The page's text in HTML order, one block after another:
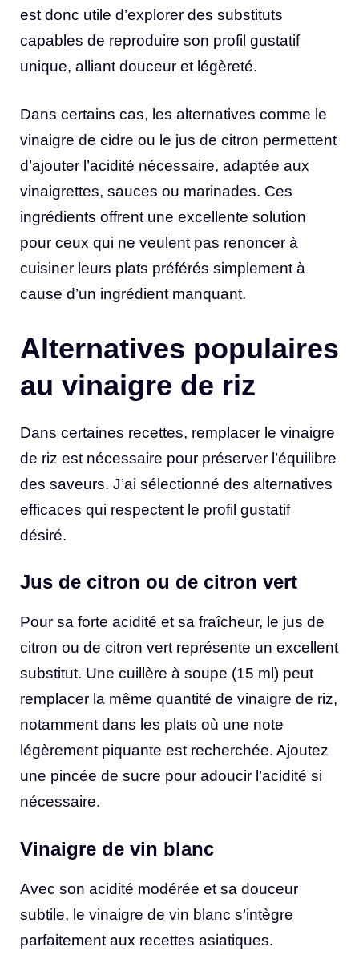
est donc utile d’explorer des substituts
capables de reproduire son profil gustatif
unique, alliant douceur et légèreté.
Dans certains cas, les alternatives comme le
vinaigre de cidre ou le jus de citron permettent
d’ajouter l’acidité nécessaire, adaptée aux
vinaigrettes, sauces ou marinades. Ces
ingrédients offrent une excellente solution
pour ceux qui ne veulent pas renoncer à
cuisiner leurs plats préférés simplement à
cause d’un ingrédient manquant.
Alternatives populaires
au vinaigre de riz
Dans certaines recettes, remplacer le vinaigre
de riz est nécessaire pour préserver l’équilibre
des saveurs. J’ai sélectionné des alternatives
efficaces qui respectent le profil gustatif
désiré.
Jus de citron ou de citron vert
Pour sa forte acidité et sa fraîcheur, le jus de
citron ou de citron vert représente un excellent
substitut. Une cuillère à soupe (15 ml) peut
remplacer la même quantité de vinaigre de riz,
notamment dans les plats où une note
légèrement piquante est recherchée. Ajoutez
une pincée de sucre pour adoucir l’acidité si
nécessaire.
Vinaigre de vin blanc
Avec son acidité modérée et sa douceur
subtile, le vinaigre de vin blanc s’intègre
parfaitement aux recettes asiatiques.